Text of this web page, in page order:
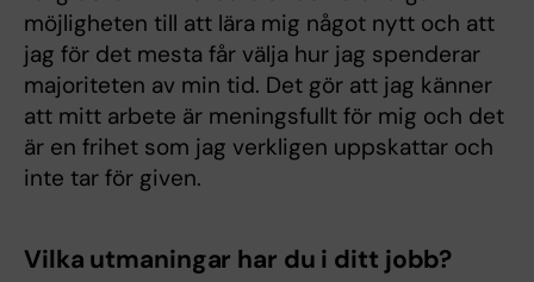
möjligheten till att lära mig något nytt och att
jag för det mesta får välja hur jag spenderar
majoriteten av min tid. Det gör att jag känner
att mitt arbete är meningsfullt för mig och det
är en frihet som jag verkligen uppskattar och
inte tar för given.
Vilka utmaningar har du i ditt jobb?